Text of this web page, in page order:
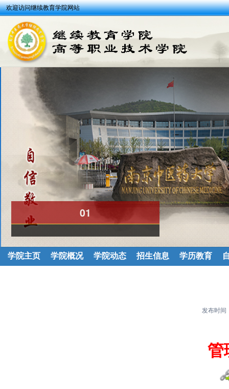
欢迎访问继续教育学院网站
01
学院主页 学院概况 学院动态 招生信息 学历教育
发布时间
管